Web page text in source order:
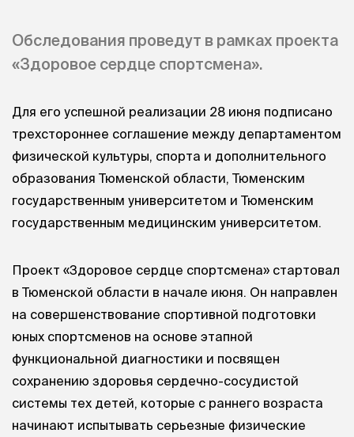
Обследования проведут в рамках проекта
«Здоровое сердце спортсмена».
Для его успешной реализации 28 июня подписано
трехстороннее соглашение между департаментом
физической культуры, спорта и дополнительного
образования Тюменской области, Тюменским
государственным университетом и Тюменским
государственным медицинским университетом.
Проект «Здоровое сердце спортсмена» стартовал
в Тюменской области в начале июня. Он направлен
на совершенствование спортивной подготовки
юных спортсменов на основе этапной
функциональной диагностики и посвящен
сохранению здоровья сердечно-сосудистой
системы тех детей, которые с раннего возраста
начинают испытывать серьезные физические